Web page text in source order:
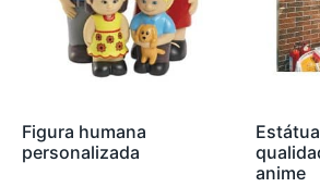
Figura humana
personalizada
anime